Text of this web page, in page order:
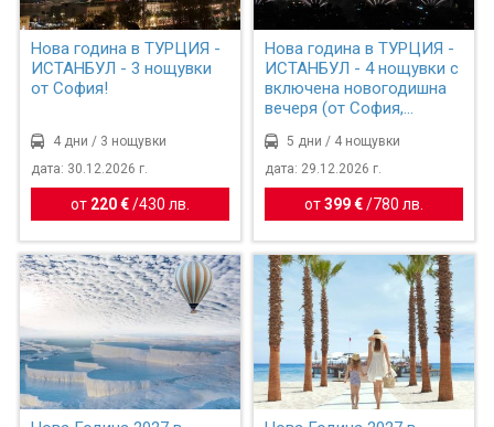
Нова година в ТУРЦИЯ -
ИСТАНБУЛ - 3 нощувки
от София!
4 дни / 3 нощувки
дата: 30.12.2026 г.
от 220 € /430 лв.
Нова година в ТУРЦИЯ -
ИСТАНБУЛ - 4 нощувки с
включена новогодишна
вечеря (от София,...
5 дни / 4 нощувки
дата: 29.12.2026 г.
от399 €/ 780 лв.